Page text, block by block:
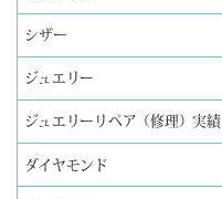
シザー
ジュエリー
ジュエリーリペア（修理）実績
ダイヤモンド